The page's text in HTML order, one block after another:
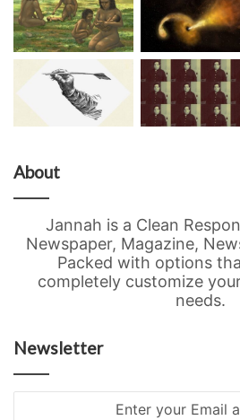
About
Jannah is a Clean
Newspaper, Magazine,
Packed with options
completely customize
needs.
Newsletter